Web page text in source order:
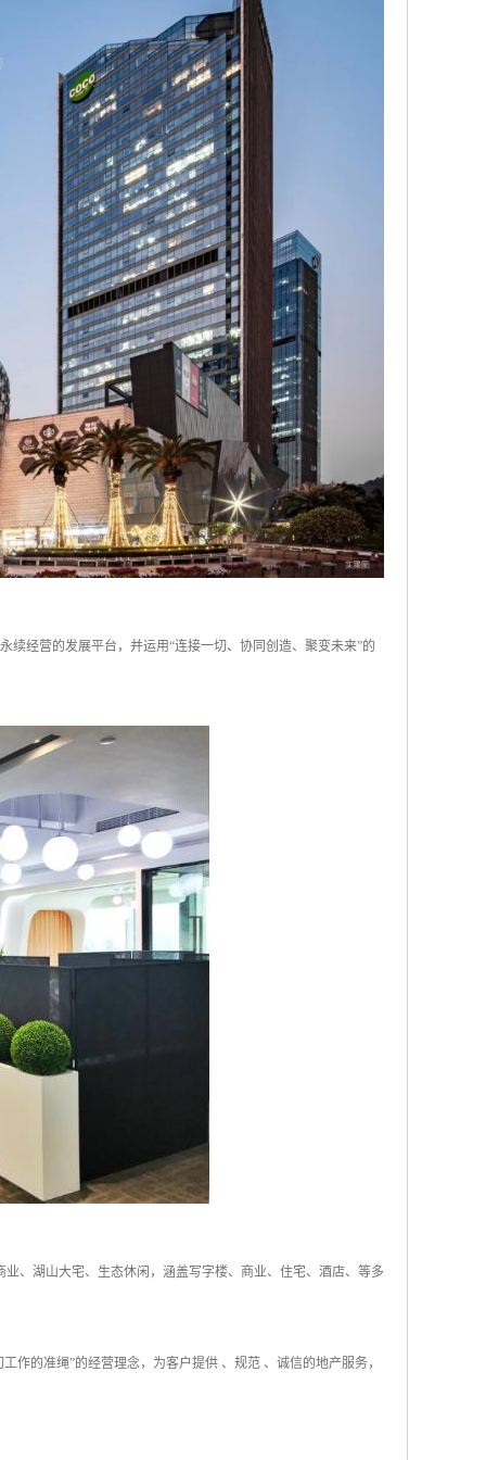
续经营的发展平台，并运用“连接一切、协同创造、聚变未来”的
、湖山大宅、生态休闲，涵盖写字楼、商业、住宅、酒店、等多
作的准绳”的经营理念，为客户提供 、规范 、诚信的地产服务，